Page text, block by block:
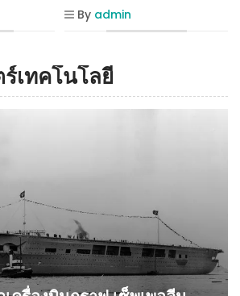
By admin
เทคโนโลยี